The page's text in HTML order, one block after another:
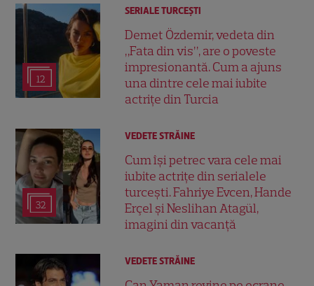
12
SERIALE TURCEŞTI
Demet Özdemir, vedeta din
„Fata din vis”, are o poveste
impresionantă. Cum a ajuns
una dintre cele mai iubite
actrițe din Turcia
32
VEDETE STRĂINE
Cum își petrec vara cele mai
iubite actrițe din serialele
turcești. Fahriye Evcen, Hande
Erçel și Neslihan Atagül,
imagini din vacanță
VEDETE STRĂINE